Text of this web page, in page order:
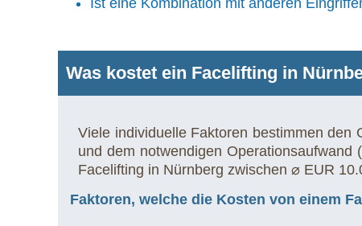
Ist eine Kombination mit anderen
Was kostet ein Facelifting in
Viele individuelle Faktoren bestimmen den
und dem notwendigen
Facelifting in Nürnberg zwischen ⌀ EUR
Faktoren, welche die Kosten von einem